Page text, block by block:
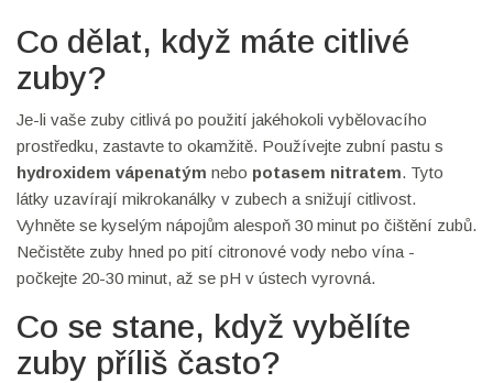
Co dělat, když máte citlivé
zuby?
Je-li vaše zuby citlivá po použití jakéhokoli vybělovacího
prostředku, zastavte to okamžitě. Používejte zubní pastu s
hydroxidem vápenatým nebo potasem nitratem. Tyto
látky uzavírají mikrokanálky v zubech a snižují citlivost.
Vyhněte se kyselým nápojům alespoň 30 minut po čištění zubů.
Nečistěte zuby hned po pití citronové vody nebo vína -
počkejte 20-30 minut, až se pH v ústech vyrovná.
Co se stane, když vybělíte
zuby příliš často?